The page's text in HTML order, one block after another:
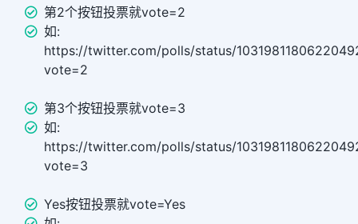
第2个按钮投票就vote=2
如:
https://twitter.com/polls/status/
vote=2
第3个按钮投票就vote=3
如:
https://twitter.com/polls/status/
vote=3
Yes按钮投票就vote=Yes